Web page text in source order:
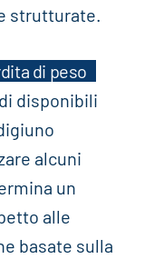
strutturate.
di peso
disponibili
alcuni
un
alle
basate sulla